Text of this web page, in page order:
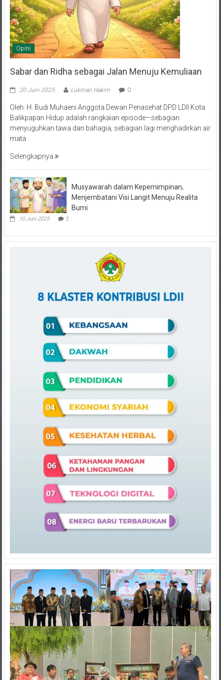
Opini
Sabar dan Ridha sebagai Jalan Menuju Kemuliaan
20 Juni 2025 Lukman Hakim 0
Oleh: H. Budi Muhaeni Anggota Dewan Penasehat DPD LDII Kota
Balikpapan Hidup adalah rangkaian episode—sebagian
menyuguhkan tawa dan bahagia, sebagian lagi menghadirkan air
mata
Selengkapnya
Musyawarah dalam Kepemimpinan,
Menjembatani Visi Langit Menuju Realita
Bumi
10 Juni 2025 2